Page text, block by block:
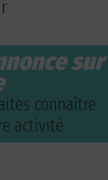
sur
connaître
activité